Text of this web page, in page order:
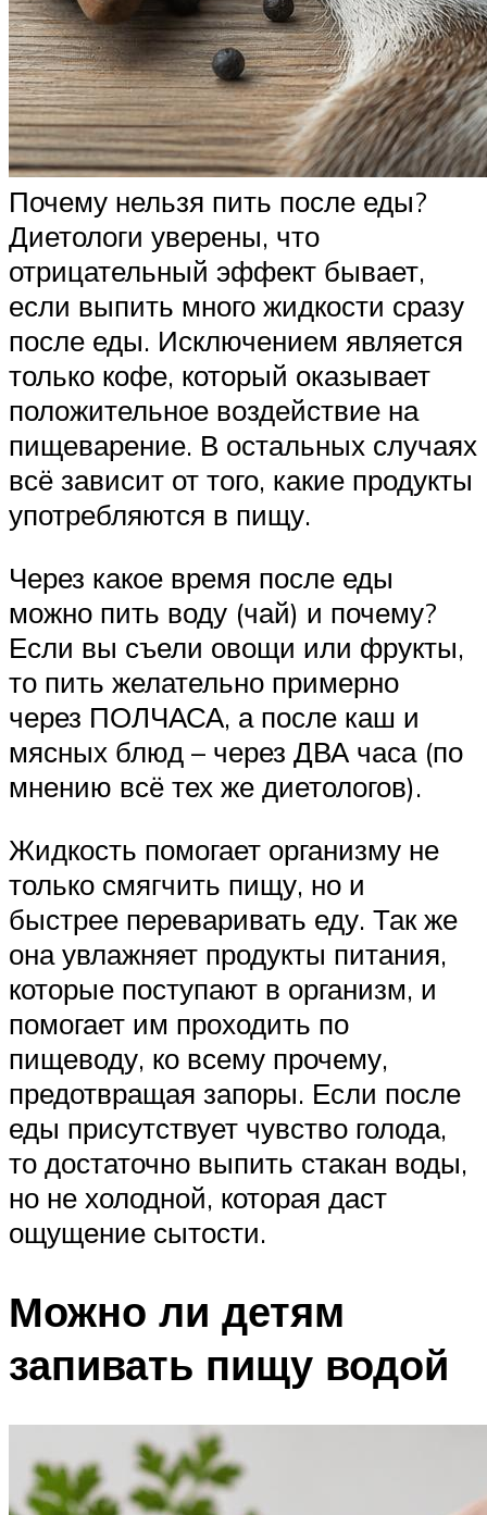
Почему нельзя пить после еды?
Диетологи уверены, что
отрицательный эффект бывает,
если выпить много жидкости сразу
после еды. Исключением является
только кофе, который оказывает
положительное воздействие на
пищеварение. В остальных случаях
всё зависит от того, какие продукты
употребляются в пищу.
Через какое время после еды
можно пить воду (чай) и почему?
Если вы съели овощи или фрукты,
то пить желательно примерно
через ПОЛЧАСА, а после каш и
мясных блюд – через ДВА часа (по
мнению всё тех же диетологов).
Жидкость помогает организму не
только смягчить пищу, но и
быстрее переваривать еду. Так же
она увлажняет продукты питания,
которые поступают в организм, и
помогает им проходить по
пищеводу, ко всему прочему,
предотвращая запоры. Если после
еды присутствует чувство голода,
то достаточно выпить стакан воды,
но не холодной, которая даст
ощущение сытости.
Можно ли детям
запивать пищу водой